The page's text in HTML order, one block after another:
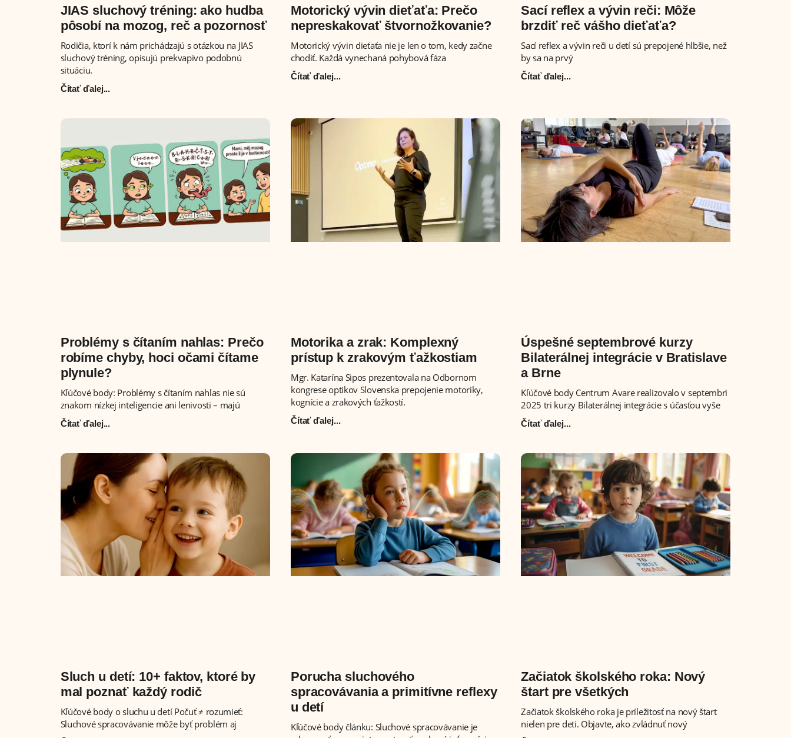
JIAS sluchový tréning: ako hudba
pôsobí na mozog, reč a pozornosť
Rodičia, ktorí k nám prichádzajú s otázkou na JIAS
sluchový tréning, opisujú prekvapivo podobnú
situáciu.
Čítať ďalej...
Motorický vývin dieťaťa: Prečo
nepreskakovať štvornožkovanie?
Motorický vývin dieťaťa nie je len o tom, kedy začne
chodiť. Každá vynechaná pohybová fáza
Čítať ďalej...
Sací reflex a vývin reči: Môže
brzdiť reč vášho dieťaťa?
Sací reflex a vývin reči u detí sú prepojené hlbšie, než
by sa na prvý
Čítať ďalej...
Problémy s čítaním nahlas: Prečo
robíme chyby, hoci očami čítame
plynule?
Kľúčové body: Problémy s čítaním nahlas nie sú
znakom nízkej inteligencie ani lenivosti – majú
Čítať ďalej...
Motorika a zrak: Komplexný
prístup k zrakovým ťažkostiam
Mgr. Katarína Sipos prezentovala na Odbornom
kongrese optikov Slovenska prepojenie motoriky,
kognície a zrakových ťažkostí.
Čítať ďalej...
Úspešné septembrové kurzy
Bilaterálnej integrácie v Bratislave
a Brne
Kľúčové body Centrum Avare realizovalo v septembri
2025 tri kurzy Bilaterálnej integrácie s účasťou vyše
Čítať ďalej...
Sluch u detí: 10+ faktov, ktoré by
mal poznať každý rodič
Kľúčové body o sluchu u detí Počuť ≠ rozumieť:
Sluchové spracovávanie môže byť problém aj
Porucha sluchového
spracovávania a primitívne reflexy
u detí
Kľúčové body článku: Sluchové spracovávanie je
Začiatok školského roka: Nový
štart pre všetkých
Začiatok školského roka je príležitosť na nový štart
nielen pre deti. Objavte, ako zvládnuť nový